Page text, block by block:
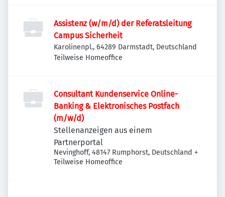
Assistenz (w/m/d) der Referatsleitung
Campus Sicherheit
Karolinenpl., 64289 Darmstadt, Deutschland
Teilweise Homeoffice
Consultant Kundenservice Online-
Banking & Elektronisches Postfach
(m/w/d)
Stellenanzeigen aus einem
Partnerportal
Nevinghoff, 48147 Rumphorst, Deutschland +
Teilweise Homeoffice